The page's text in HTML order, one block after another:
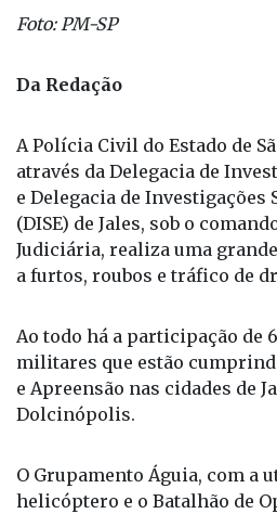
Foto: PM-SP
Da Redação
A Polícia Civil do Estado de
através da Delegacia de
e Delegacia de Investigações
(DISE) de Jales, sob o
Judiciária, realiza uma
a furtos, roubos e tráfico de
Ao todo há a participação de
militares que estão
e Apreensão nas cidades de
Dolcinópolis.
O Grupamento Águia, com a
helicóptero e o Batalhão de